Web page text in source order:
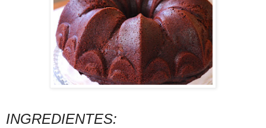
INGREDIENTES: